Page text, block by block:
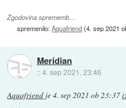
Zgodovina sprememb…
spremenilo:Aquafriend(4. sep 2021
Meridian
::4. sep 2021, 23:46
Aquafriend je4. sep 2021 ob 23:37